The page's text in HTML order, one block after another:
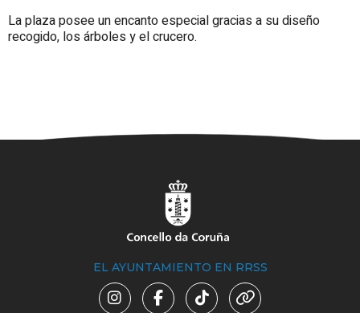
La plaza posee un encanto especial gracias a su diseño
recogido, los árboles y el crucero.
EL AYUNTAMIENTO EN RRSS